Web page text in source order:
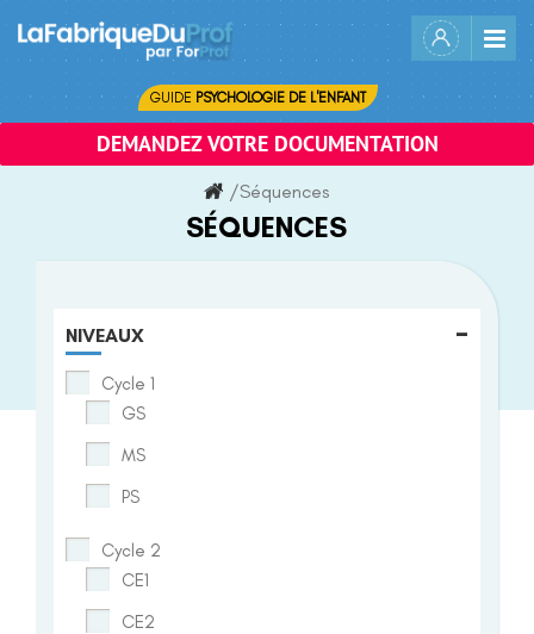
content
GUIDE PSYCHOLOGIE DE L'ENFANT
DEMANDEZ VOTRE DOCUMENTATION
/Séquences
SÉQUENCES
NIVEAUX -
Cycle 1
GS
MS
PS
Cycle 2
CE1
CE2